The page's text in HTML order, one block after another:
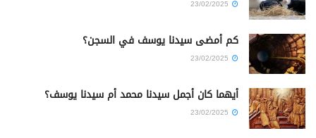
كم أمضى سيدنا يوسف في السجن؟
أيهما كان أجمل سيدنا محمد أم سيدنا يوسف؟